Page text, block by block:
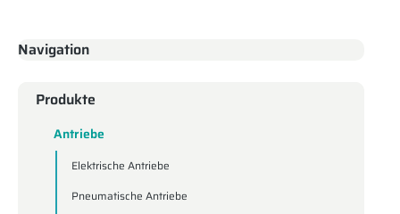
Navigation
Produkte
Antriebe
Elektrische Antriebe
Pneumatische Antriebe